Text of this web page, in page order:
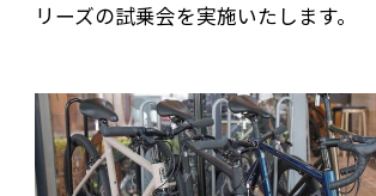
リーズの試乗会を実施いたします。